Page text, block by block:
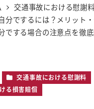
交通事故における慰謝料
分でするには？メリット
でする場合の注意点を徹
カテゴリー
交通事故における慰謝料
る損害賠償